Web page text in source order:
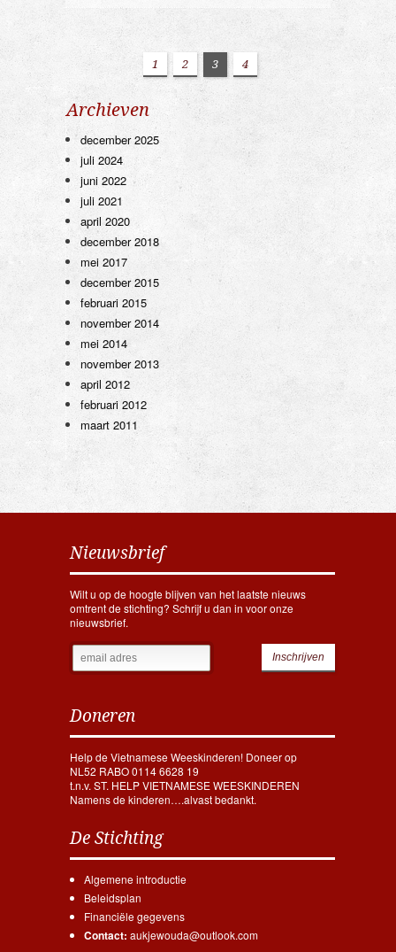
1 2 3 4
Archieven
december 2025
juli 2024
juni 2022
juli 2021
april 2020
december 2018
mei 2017
december 2015
februari 2015
november 2014
mei 2014
november 2013
april 2012
februari 2012
maart 2011
Nieuwsbrief
Wilt u op de hoogte blijven van het laatste nieuws
omtrent de stichting? Schrijf u dan in voor onze
nieuwsbrief.
Doneren
Help de Vietnamese Weeskinderen! Doneer op
NL52 RABO 0114 6628 19
t.n.v. ST. HELP VIETNAMESE WEESKINDEREN
Namens de kinderen….alvast bedankt.
De Stichting
Algemene introductie
Beleidsplan
Financiële gegevens
Contact: aukjewouda@outlook.com